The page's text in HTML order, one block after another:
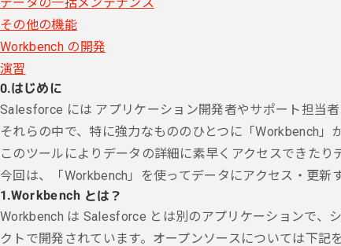
その他の機能
Workbench の開発
演習
0.はじめに
Salesforce には アプリケーション開発者やサポート担当
それらの中で、特に強力なもののひとつに「Workbench」
このツールによりデータの詳細に素早くアクセスできたり
今回は、「Workbench」を使ってデータにアクセス・更新
1.Workbench とは？
Workbench は Salesforce とは別のアプリケーションで、
クトで開発されています。オープンソースについては下記